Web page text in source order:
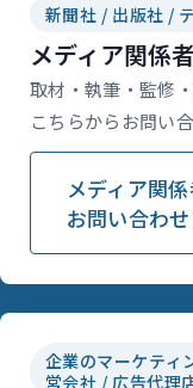
新聞社 / 出版社 /
メディア関係
取材・執筆・監修
こちらからお問い
メディア関
お問い合わ
企業のマーケティ
営会社 / 広告代理